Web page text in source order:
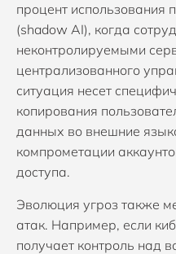
процент использования
(shadow AI), когда
неконтролируемыми
централизованного
ситуация несет
копирования
данных во внешние
компрометации
доступа.
Эволюция угроз также
атак. Например, если
получает контроль над